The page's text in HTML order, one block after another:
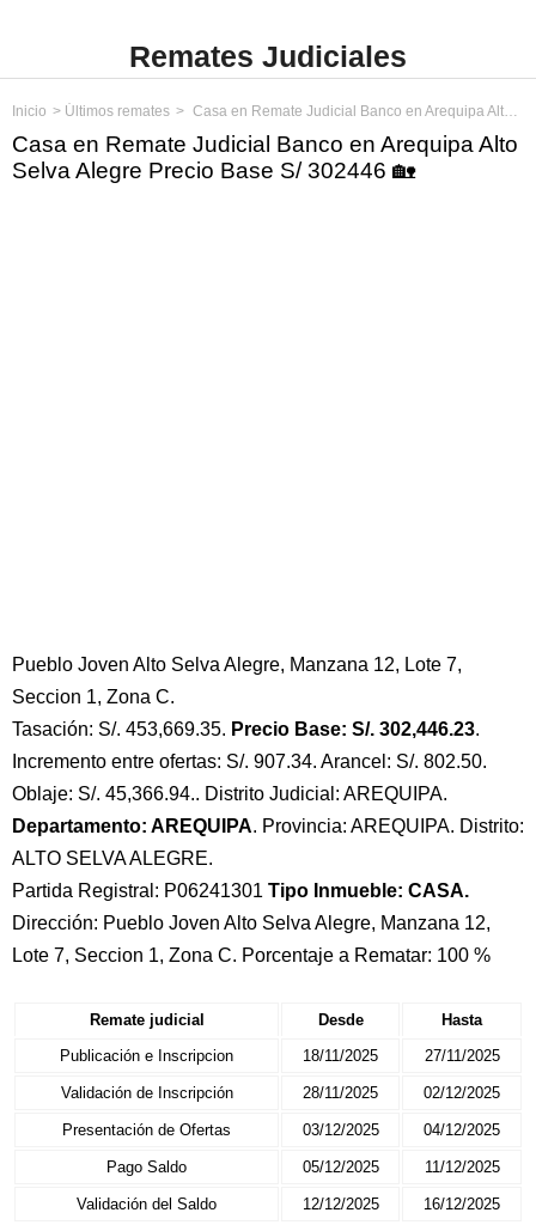
Remates Judiciales
Inicio Últimos remates Casa en Remate Judicial Banco en Arequipa Alto Selva Alegre Precio Base S/ 302446
Casa en Remate Judicial Banco en Arequipa Alto
Selva Alegre Precio Base S/ 302446 🏡
Pueblo Joven Alto Selva Alegre, Manzana 12, Lote 7,
Seccion 1, Zona C.
Tasación: S/. 453,669.35. Precio Base: S/. 302,446.23.
Incremento entre ofertas: S/. 907.34. Arancel: S/. 802.50.
Oblaje: S/. 45,366.94.. Distrito Judicial: AREQUIPA.
Departamento: AREQUIPA. Provincia: AREQUIPA. Distrito:
ALTO SELVA ALEGRE.
Partida Registral: P06241301 Tipo Inmueble: CASA.
Dirección: Pueblo Joven Alto Selva Alegre, Manzana 12,
Lote 7, Seccion 1, Zona C. Porcentaje a Rematar: 100 %
Remate judicial Desde
Hasta
Publicación e Inscripcion
18/11/2025 27/11/2025
Validación de Inscripción 28/11/2025 02/12/2025
Presentación de Ofertas 03/12/2025 04/12/2025
Pago Saldo 05/12/2025 11/12/2025
Validación del Saldo 12/12/2025 16/12/2025